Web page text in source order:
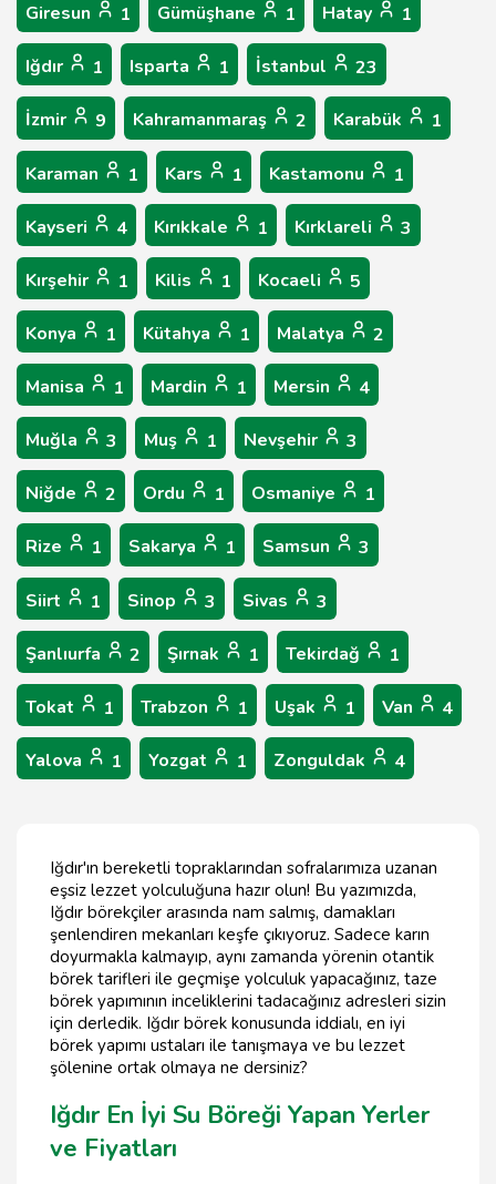
Giresun 1 Gümüşhane 1 Hatay 1
Iğdır 1 Isparta 1 İstanbul 23
İzmir 9 Kahramanmaraş 2 Karabük 1
Karaman 1 Kars 1 Kastamonu 1
Kayseri 4 Kırıkkale 1 Kırklareli 3
Kırşehir 1 Kilis 1 Kocaeli 5
Konya 1 Kütahya 1 Malatya 2
Manisa 1 Mardin 1 Mersin 4
Muğla 3 Muş 1 Nevşehir 3
Niğde 2 Ordu 1 Osmaniye 1
Rize 1 Sakarya 1 Samsun 3
Siirt 1 Sinop 3 Sivas 3
Şanlıurfa 2 Şırnak 1 Tekirdağ 1
Tokat 1 Trabzon 1 Uşak 1 Van 4
Yalova 1 Yozgat 1 Zonguldak 4
Iğdır'ın bereketli topraklarından sofralarımıza uzanan
eşsiz lezzet yolculuğuna hazır olun! Bu yazımızda,
Iğdır börekçiler arasında nam salmış, damakları
şenlendiren mekanları keşfe çıkıyoruz. Sadece karın
doyurmakla kalmayıp, aynı zamanda yörenin otantik
börek tarifleri ile geçmişe yolculuk yapacağınız, taze
börek yapımının inceliklerini tadacağınız adresleri sizin
için derledik. Iğdır börek konusunda iddialı, en iyi
börek yapımı ustaları ile tanışmaya ve bu lezzet
şölenine ortak olmaya ne dersiniz?
Iğdır En İyi Su Böreği Yapan Yerler
ve Fiyatları